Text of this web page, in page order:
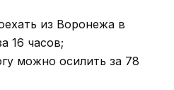
из Воронежа в
16 часов;
можно осилить за 78